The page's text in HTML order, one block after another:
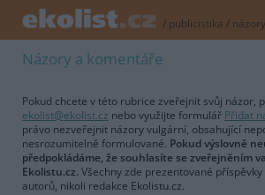
/ publicistika /
Názory a komentáře
Pokud chcete v této rubrice zveřejnit svůj názor,
ekolist@ekolist.cz nebo využijte formulář Přidat
právo nezveřejnit názory vulgární, obsahující
nesrozumitelně formulované. Pokud výslovně
předpokládáme, že souhlasíte se zveřejněním
Ekolistu.cz. Všechny zde prezentované
autorů, nikoli redakce Ekolistu.cz.